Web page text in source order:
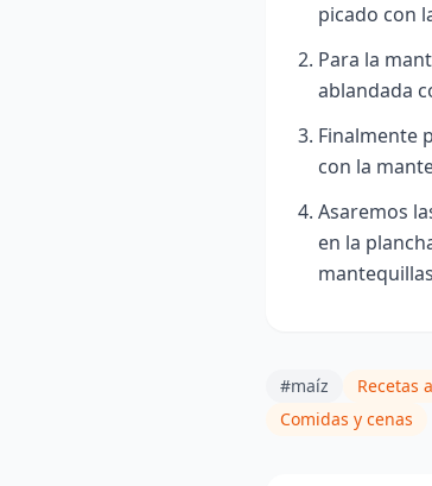
picado con
Para la
ablandada
Finalmente
con la
Asaremos
en la
#maíz Recetas
Comidas y cenas